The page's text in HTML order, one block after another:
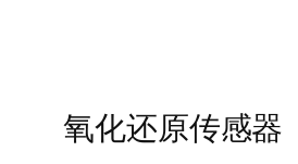
氧化还原传感器